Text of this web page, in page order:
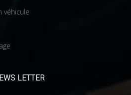
véhicule
LETTER